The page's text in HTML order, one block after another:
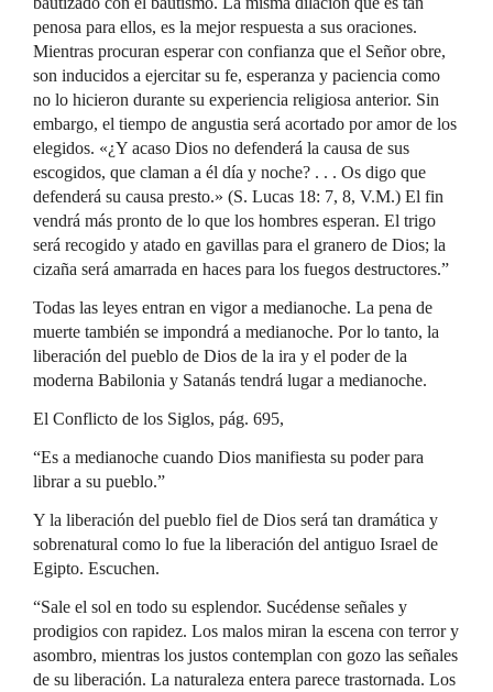
penosa para ellos, es la mejor respuesta a sus oraciones.
Mientras procuran esperar con confianza que el Señor obre,
son inducidos a ejercitar su fe, esperanza y paciencia como
no lo hicieron durante su experiencia religiosa anterior. Sin
embargo, el tiempo de angustia será acortado por amor de los
elegidos. «¿Y acaso Dios no defenderá la causa de sus
escogidos, que claman a él día y noche? . . . Os digo que
defenderá su causa presto.» (S. Lucas 18: 7, 8, V.M.) El fin
vendrá más pronto de lo que los hombres esperan. El trigo
será recogido y atado en gavillas para el granero de Dios; la
cizaña será amarrada en haces para los fuegos destructores.”
Todas las leyes entran en vigor a medianoche. La pena de
muerte también se impondrá a medianoche. Por lo tanto, la
liberación del pueblo de Dios de la ira y el poder de la
moderna Babilonia y Satanás tendrá lugar a medianoche.
El Conflicto de los Siglos, pág. 695,
“Es a medianoche cuando Dios manifiesta su poder para
librar a su pueblo.”
Y la liberación del pueblo fiel de Dios será tan dramática y
sobrenatural como lo fue la liberación del antiguo Israel de
Egipto. Escuchen.
“Sale el sol en todo su esplendor. Sucédense señales y
prodigios con rapidez. Los malos miran la escena con terror y
asombro, mientras los justos contemplan con gozo las señales
de su liberación. La naturaleza entera parece trastornada. Los